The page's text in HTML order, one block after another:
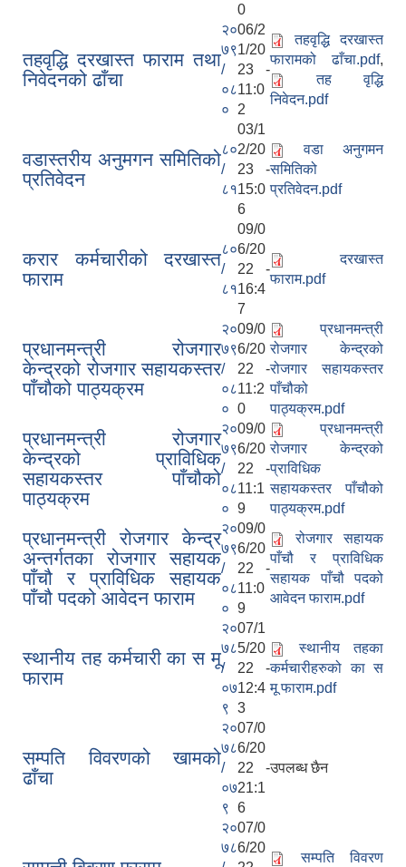
0
तहवृद्धि दरखास्त फाराम तथा
निवेदनको ढाँचा
२०
७९
/
०८
०
06/2
1/20
23 -
11:0
2
तहवृद्धि दरखास्त
फारामको ढाँचा.pdf,
तह वृद्धि
निवेदन.pdf
वडास्तरीय अनुमगन समितिको
प्रतिवेदन
८०
/
८१
03/1
2/20
23 -
15:0
6
वडा अनुगमन
समितिको
प्रतिवेदन.pdf
करार कर्मचारीको दरखास्त
फाराम
८०
/
८१
09/0
6/20
22 -
16:4
7
दरखास्त
फाराम.pdf
प्रधानमन्त्री रोजगार
केन्द्रको रोजगार सहायकस्तर
पाँचौको पाठ्यक्रम
२०
७९
/
०८
०
09/0
6/20
22 -
11:2
0
प्रधानमन्त्री
रोजगार केन्द्रको
रोजगार सहायकस्तर
पाँचौको
पाठ्यक्रम.pdf
प्रधानमन्त्री रोजगार
केन्द्रको प्राविधिक
सहायकस्तर पाँचौको
पाठ्यक्रम
२०
७९
/
०८
०
09/0
6/20
22 -
11:1
9
प्रधानमन्त्री
रोजगार केन्द्रको
प्राविधिक
सहायकस्तर पाँचौको
पाठ्यक्रम.pdf
प्रधानमन्त्री रोजगार केन्द्र
अन्तर्गतका रोजगार सहायक
पाँचौ र प्राविधिक सहायक
पाँचौ पदको आवेदन फाराम
२०
७९
/
०८
०
09/0
6/20
22 -
11:0
9
रोजगार सहायक
पाँचौ र प्राविधिक
सहायक पाँचौ पदको
आवेदन फाराम.pdf
स्थानीय तह कर्मचारी का स मू
फाराम
२०
७८
/
०७
९
07/1
5/20
22 -
12:4
3
स्थानीय तहका
कर्मचारीहरुको का स
मू फाराम.pdf
सम्पति विवरणको खामको
ढाँचा
२०
७८
/
०७
९
07/0
6/20
22 -
21:1
6
उपलब्ध छैन
२०
७८
07/0
6/20
सम्पति विवरण